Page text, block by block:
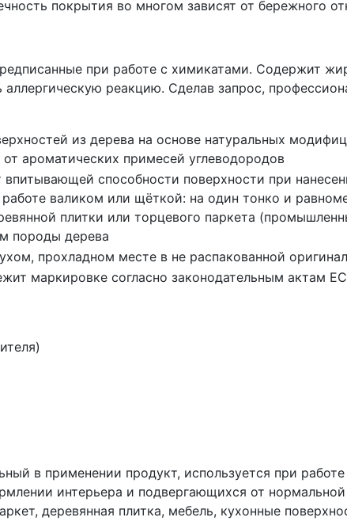
покрытия во многом зависят от бережного
при работе с химикатами. Содержит
реакцию. Сделав запрос,
из дерева на основе натуральных
ароматических примесей углеводородов
впитывающей способности поверхности при
валиком или щёткой: на один тонко и
плитки или торцевого паркета
породы дерева
прохладном месте в не распакованной
маркировке согласно законодательным актам ЕС
в применении продукт, используется при
интерьера и подвергающихся от
деревянная плитка, мебель, кухонные